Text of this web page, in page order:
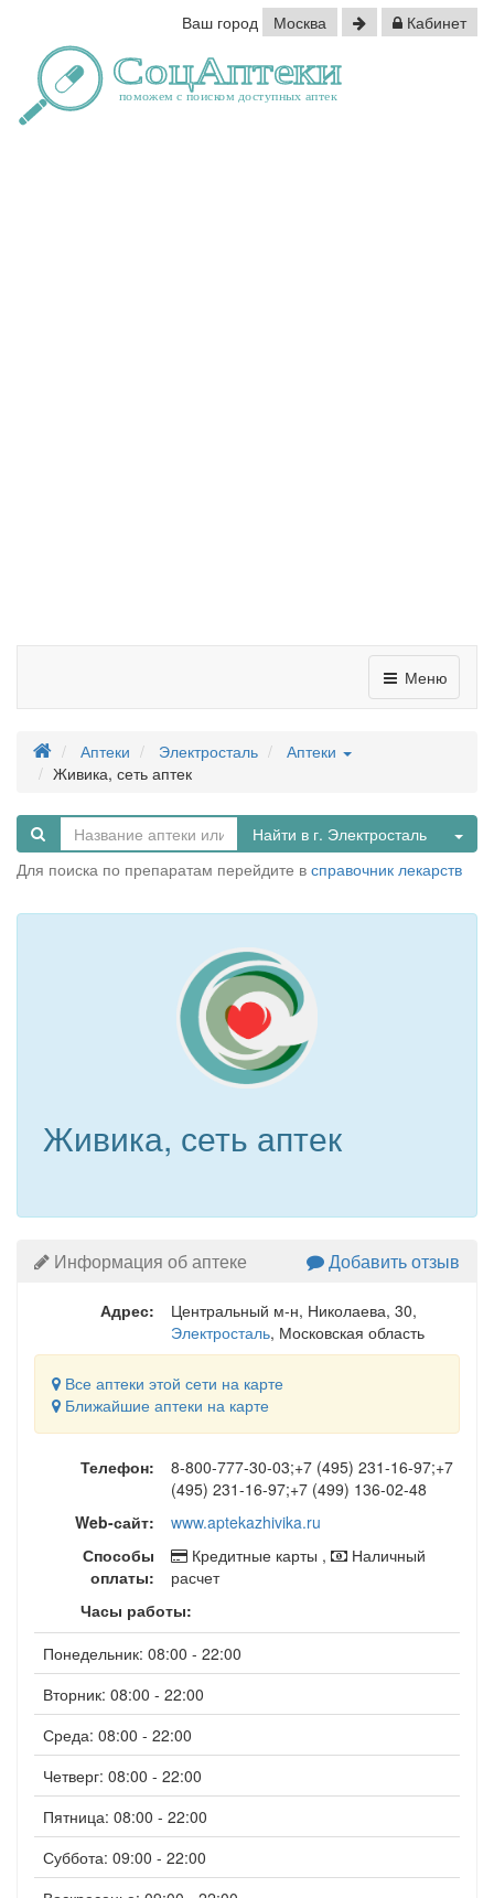
Ваш город Москва Кабинет
Меню
Аптеки Электросталь
Аптеки
Живика, сеть аптек
Найти в г. Электросталь
Для поиска по препаратам перейдите в справочник лекарств
Живика, сеть аптек
Информация об аптеке Добавить отзыв
Адрес: Центральный м-н, Николаева, 30,
Электросталь, Московская область
Все аптеки этой сети на карте
Ближайшие аптеки на карте
Телефон:
8-800-777-30-03;+7 (495) 231-16-97;+7
(495) 231-16-97;+7 (499) 136-02-48
Web-сайт:
www.aptekazhivika.ru
Способы
оплаты:
Кредитные карты ,
Наличный
расчет
Часы работы:
Понедельник: 08:00 - 22:00
Вторник: 08:00 - 22:00
Среда: 08:00 - 22:00
Четверг: 08:00 - 22:00
Пятница: 08:00 - 22:00
Суббота: 09:00 - 22:00